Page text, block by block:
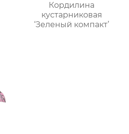
Кордилина
кустарниковая
‘Зеленый компакт’